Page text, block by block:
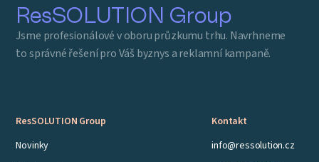
ResSOLUTION Group
Jsme profesionálové v oboru průzkumu trhu. Navrhneme
to správné řešení pro Váš byznys a reklamní kampaně.
ResSOLUTION Group
Novinky
Kontakt
info@ressolution.cz